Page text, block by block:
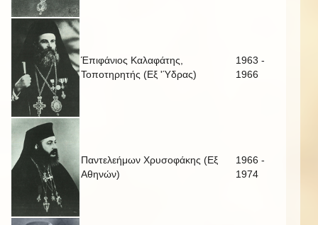
Έπιφάνιος Καλαφάτης,
Τοποτηρητής (Εξ 'Ύδρας)
1963 -
1966
Παντελεήμων Χρυσοφάκης (Εξ
Αθηνών)
1966 -
1974